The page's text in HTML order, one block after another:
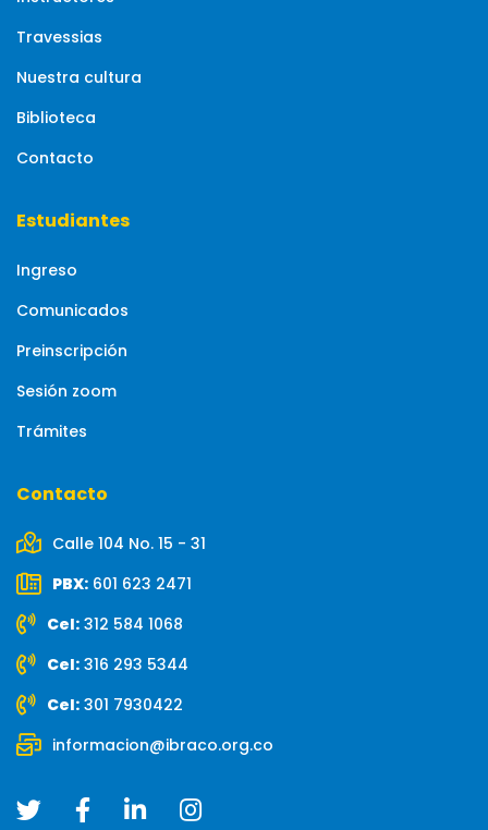
Travessias
Nuestra cultura
Biblioteca
Contacto
Estudiantes
Ingreso
Comunicados
Preinscripción
Sesión zoom
Trámites
Contacto
Calle 104 No. 15 - 31
PBX: 601 623 2471
Cel: 312 584 1068
Cel: 316 293 5344
Cel: 301 7930422
informacion@ibraco.org.co